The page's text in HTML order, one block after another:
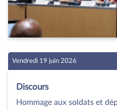
Vendredi 19 juin 2026
Discours
Hommage aux soldats et